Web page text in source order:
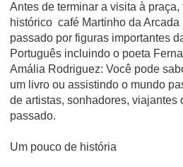
Antes de terminar a visita à
histórico café Martinho da Arcada
passado por figuras importantes
Português incluindo o poeta
Amália Rodriguez: Você pode
um livro ou assistindo o mundo
de artistas, sonhadores, viajantes
passado.
Um pouco de história